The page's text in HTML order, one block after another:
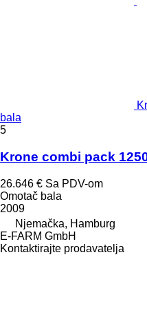
bala
5
Krone combi pack
26.646 € Sa PDV-om
Omotač bala
2009
Njemačka, Hamburg
E-FARM GmbH
Kontaktirajte prodavatelja